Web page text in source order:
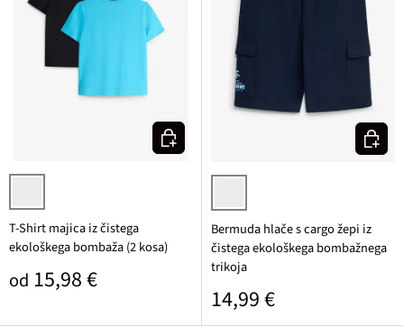
turkizna + črna potiskana
T-Shirt majica iz čistega
ekološkega bombaža (2 kosa)
Običajna cena
od 15,98 €
Izberi varianto
temno modra
Bermuda hlače s cargo žepi iz
čistega ekološkega bombažnega
trikoja
Običajna cena
14,99 €
Izberi